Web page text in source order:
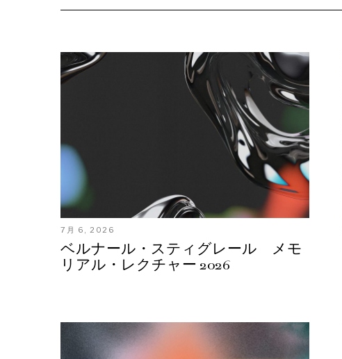
7月 6, 2026
ベルナール・スティグレール メモ
リアル・レクチャー 2026